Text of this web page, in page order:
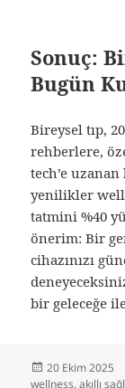
Sonuç:
Bugün
Bireysel tıp,
rehberlere,
tech’e
yenilikler
tatmini %40
önerim: Bir
cihazınızı
bir geleceğe
Yayın
tarihi
20 Ekim 2025
wellness,akıllı